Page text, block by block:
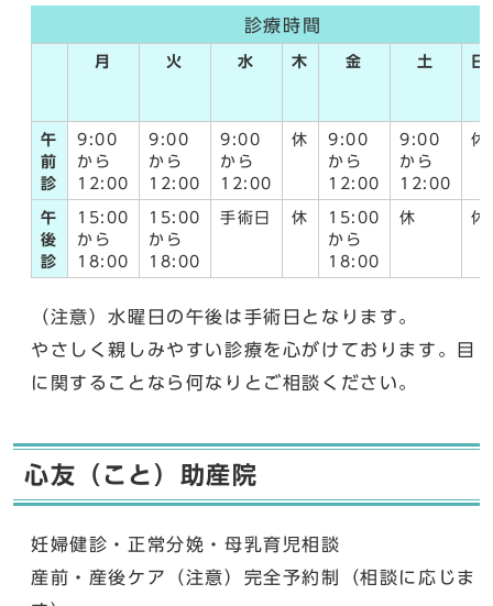
診療時間
月 火 水 木 金 土 日
午
前
診
9:00
から
12:00
9:00
から
12:00
9:00
から
12:00
休
9:00
から
12:00
9:00
から
12:00
休
午
後
診
15:00
から
18:00
15:00
から
18:00
手術日 休
15:00
から
18:00
休 休
（注意）水曜日の午後は手術日となります。
やさしく親しみやすい診療を心がけております。目
に関することなら何なりとご相談ください。
心友（こと）助産院
妊婦健診・正常分娩・母乳育児相談
産前・産後ケア（注意）完全予約制（相談に応じま